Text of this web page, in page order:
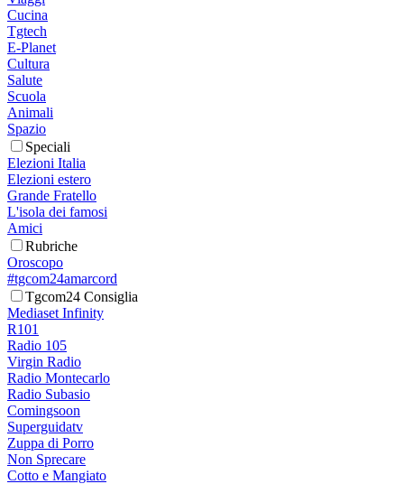
Cucina
Tgtech
E-Planet
Cultura
Salute
Scuola
Animali
Spazio
Speciali
Elezioni Italia
Elezioni estero
Grande Fratello
L'isola dei famosi
Amici
Rubriche
Oroscopo
#tgcom24amarcord
Tgcom24 Consiglia
Mediaset Infinity
R101
Radio 105
Virgin Radio
Radio Montecarlo
Radio Subasio
Comingsoon
Superguidatv
Zuppa di Porro
Non Sprecare
Cotto e Mangiato